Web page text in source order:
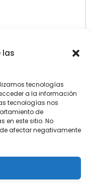
las
tecnologías
a la información
tecnologías nos
de
en este sitio. No
afectar negativamente
SÍGUENOS